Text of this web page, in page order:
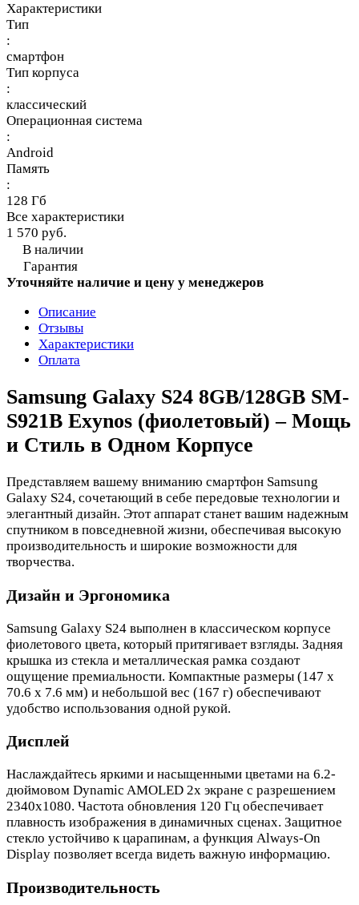
Характеристики
Тип
:
смартфон
Тип корпуса
:
классический
Операционная система
:
Android
Память
:
128 Гб
Все характеристики
1 570 руб.
В наличии
Гарантия
Уточняйте наличие и цену у менеджеров
Описание
Отзывы
Характеристики
Оплата
Samsung Galaxy S24 8GB/128GB SM-
S921B Exynos (фиолетовый) – Мощь
и Стиль в Одном Корпусе
Представляем вашему вниманию смартфон Samsung
Galaxy S24, сочетающий в себе передовые технологии и
элегантный дизайн. Этот аппарат станет вашим надежным
спутником в повседневной жизни, обеспечивая высокую
производительность и широкие возможности для
творчества.
Дизайн и Эргономика
Samsung Galaxy S24 выполнен в классическом корпусе
фиолетового цвета, который притягивает взгляды. Задняя
крышка из стекла и металлическая рамка создают
ощущение премиальности. Компактные размеры (147 x
70.6 x 7.6 мм) и небольшой вес (167 г) обеспечивают
удобство использования одной рукой.
Дисплей
Наслаждайтесь яркими и насыщенными цветами на 6.2-
дюймовом Dynamic AMOLED 2x экране с разрешением
2340x1080. Частота обновления 120 Гц обеспечивает
плавность изображения в динамичных сценах. Защитное
стекло устойчиво к царапинам, а функция Always-On
Display позволяет всегда видеть важную информацию.
Производительность